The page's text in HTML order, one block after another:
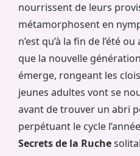
nourrissent de leurs
métamorphosent en
n’est qu’à la fin de l’été
que la nouvelle
émerge, rongeant les
jeunes adultes vont se
avant de trouver un abri
perpétuant le cycle
Secrets de la Ruche